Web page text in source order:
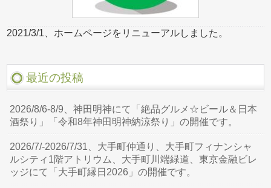
2021/3/1、ホームページをリニューアルしました。
最近の投稿
2026/8/6-8/9、神田明神にて「絶品グルメ☆ビール＆日本
酒祭り」「令和8年神田明神納涼祭り」の開催です。
2026/7/-2026/7/31、大手町仲通り、大手町フィナンシャ
ルシティ1階アトリウム、大手町川端緑道、東京金融ビレ
ッジにて「大手町縁日2026」の開催です。